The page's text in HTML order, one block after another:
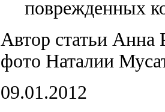
поврежденных
Автор статьи Анна
фото Наталии
09.01.2012